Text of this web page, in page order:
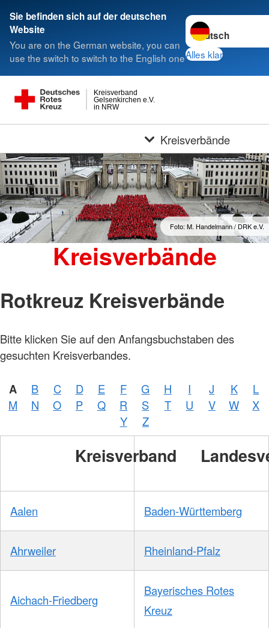
Sie befinden sich auf der deutschen
Website
You are on the German website, you can
use the switch to switch to the English one
Sprache wechseln
Alles klar
in NRW
Gelsenkirchen e.V.
Kreisverband
Kreisverbände
Foto: M. Handelmann / DRK e.V.
Kreisverbände
Rotkreuz Kreisverbände
Bitte klicken Sie auf den Anfangsbuchstaben des
gesuchten Kreisverbandes.
A B C D E F G H I J K
L
M
N O P Q R S T U V W
X
Y
Z
Kreisverband
Aalen Baden-Württemberg
Ahrweiler Rheinland-Pfalz
Aichach-Friedberg
Bayerisches Rotes
Kreuz